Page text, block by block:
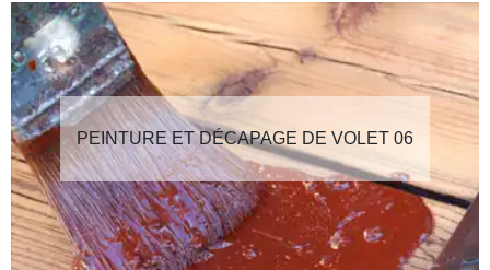
PEINTURE ET DÉCAPAGE DE VOLET 06